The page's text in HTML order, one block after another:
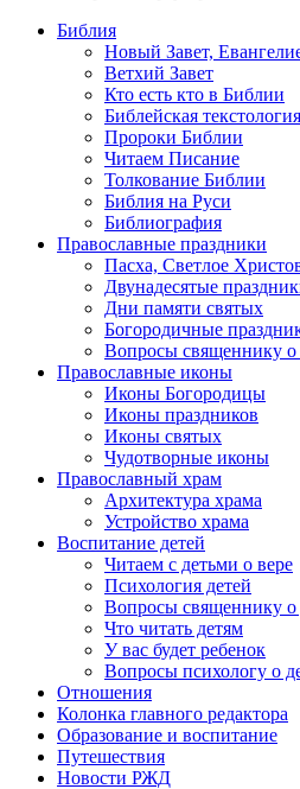
Библия
Новый Завет,
Ветхий Завет
Кто есть кто в Библии
Библейская текстология
Пророки Библии
Читаем Писание
Толкование Библии
Библия на Руси
Библиография
Православные праздники
Пасха, Светлое
Двунадесятые
Дни памяти святых
Богородичные
Вопросы священнику о
Православные иконы
Иконы Богородицы
Иконы праздников
Иконы святых
Чудотворные иконы
Православный храм
Архитектура храма
Устройство храма
Воспитание детей
Читаем с детьми о вере
Психология детей
Вопросы священнику о
Что читать детям
У вас будет ребенок
Вопросы психологу о
Отношения
Колонка главного редактора
Образование и воспитание
Путешествия
Новости РЖД